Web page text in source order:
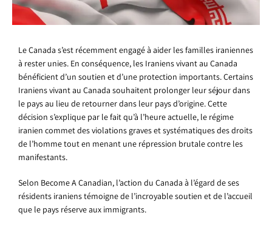
Le Canada s’est récemment engagé à aider les familles iraniennes
à rester unies. En conséquence, les Iraniens vivant au Canada
bénéficient d’un soutien et d’une protection importants. Certains
Iraniens vivant au Canada souhaitent prolonger leur séjour dans
le pays au lieu de retourner dans leur pays d’origine. Cette
décision s’explique par le fait qu’à l’heure actuelle, le régime
iranien commet des violations graves et systématiques des droits
de l’homme tout en menant une répression brutale contre les
manifestants.
Selon Become A Canadian, l’action du Canada à l’égard de ses
résidents iraniens témoigne de l’incroyable soutien et de l’accueil
que le pays réserve aux immigrants.